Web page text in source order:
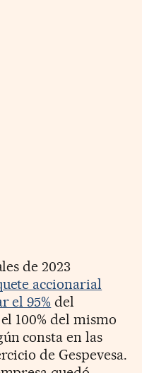
de 2023
accionarial
el 95% del
100% del mismo
consta en las
de Gespevesa.